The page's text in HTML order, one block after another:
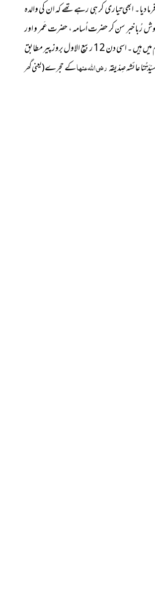
فرما دیا۔ ابھی تیاری کر ہی رہے تھے کہ ان کی والدہ
رُبا خبر سن کر حضرت اُسامہ ، حضرت عَمر و اور
سکرات کے عالم میں ہیں ۔ اسی دن 12 ربیع الاول بروز پیر مطابق
عائشہ صِدّیقہرضی اللہ عنہاکے حجرے( یعنی گھر